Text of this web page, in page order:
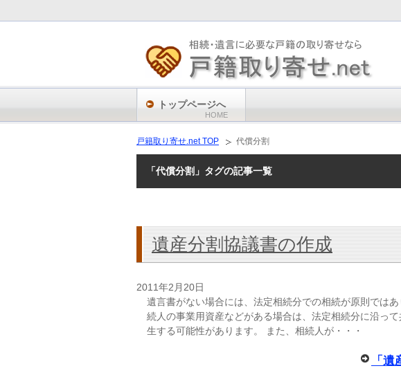
トップページへ
HOME
戸籍取り寄せ.net TOP 代償分割
「代償分割」タグの記事一覧
遺産分割協議書の作成
2011年2月20日
遺言書がない場合には、法定相続分での相続が原則では
続人の事業用資産などがある場合は、法定相続分に沿っ
生する可能性があります。 また、相続人が・・・
「